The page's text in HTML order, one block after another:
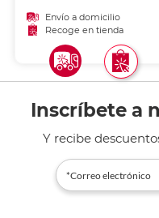
Envío a domicilio
Recoge en tienda
Inscríbete a
Y recibe